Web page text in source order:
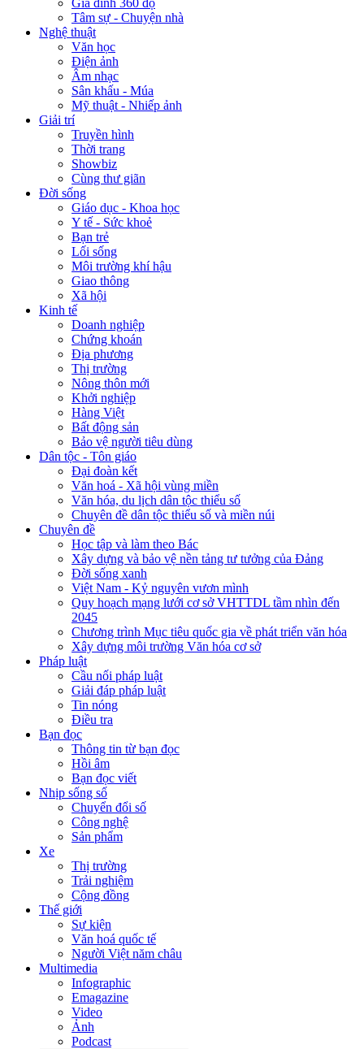
Gia đình 360 độ
Tâm sự - Chuyện nhà
Nghệ thuật
Văn học
Điện ảnh
Âm nhạc
Sân khấu - Múa
Mỹ thuật - Nhiếp ảnh
Giải trí
Truyền hình
Thời trang
Showbiz
Cùng thư giãn
Đời sống
Giáo dục - Khoa học
Y tế - Sức khoẻ
Bạn trẻ
Lối sống
Môi trường khí hậu
Giao thông
Xã hội
Kinh tế
Doanh nghiệp
Chứng khoán
Địa phương
Thị trường
Nông thôn mới
Khởi nghiệp
Hàng Việt
Bất động sản
Bảo vệ người tiêu dùng
Dân tộc - Tôn giáo
Đại đoàn kết
Văn hoá - Xã hội vùng miền
Văn hóa, du lịch dân tộc thiểu số
Chuyên đề dân tộc thiểu số và miền núi
Chuyên đề
Học tập và làm theo Bác
Xây dựng và bảo vệ nền tảng tư tưởng của Đảng
Đời sống xanh
Việt Nam - Kỷ nguyên vươn mình
Quy hoạch mạng lưới cơ sở VHTTDL tầm nhìn đến
2045
Chương trình Mục tiêu quốc gia về phát triển văn hóa
Xây dựng môi trường Văn hóa cơ sở
Pháp luật
Cầu nối pháp luật
Giải đáp pháp luật
Tin nóng
Điều tra
Bạn đọc
Thông tin từ bạn đọc
Hồi âm
Bạn đọc viết
Nhịp sống số
Chuyển đổi số
Công nghệ
Sản phẩm
Xe
Thị trường
Trải nghiệm
Cộng đồng
Thế giới
Sự kiện
Văn hoá quốc tế
Người Việt năm châu
Multimedia
Infographic
Emagazine
Video
Ảnh
Podcast